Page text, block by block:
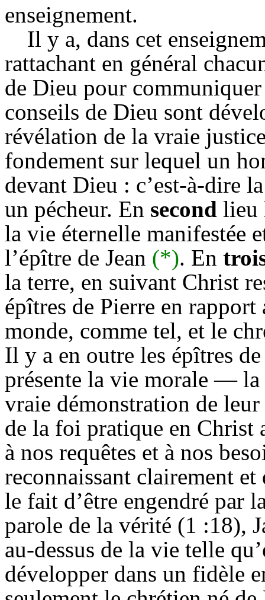
enseignement.
Il y a, dans cet
rattachant en général
de Dieu pour
conseils de Dieu sont
révélation de la vraie
fondement sur lequel un
devant Dieu : c’est-à-dire
un pécheur. En second lieu
la vie éternelle manifestée
l’épître de Jean (*). En
la terre, en suivant Christ
épîtres de Pierre en
monde, comme tel, et le
Il y a en outre les épîtres de
présente la vie morale —
vraie démonstration de
de la foi pratique en Christ
à nos requêtes et à nos
reconnaissant clairement
le fait d’être engendré par
parole de la vérité (1 :18),
au-dessus de la vie telle
développer dans un fidèle